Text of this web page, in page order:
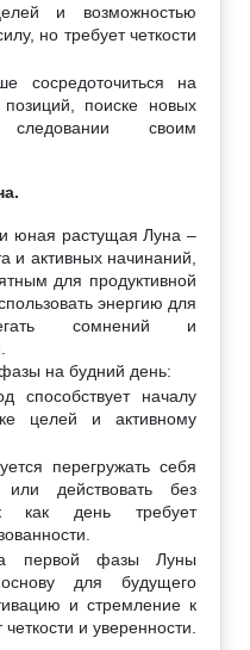
и возможностью
но требует четкости
сосредоточиться на
позиций, поиске новых
своим
юная растущая Луна –
и активных начинаний,
для продуктивной
энергию для
сомнений и
на будний день:
способствует началу
целей и активному
перегружать себя
действовать без
как день требует
первой фазы Луны
для будущего
и стремление к
и уверенности.